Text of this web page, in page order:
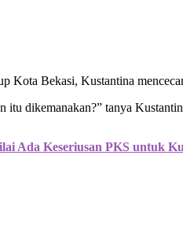
Kota Bekasi, Kustantina
itu dikemanakan?” tanya
Ada Keseriusan PKS untuk